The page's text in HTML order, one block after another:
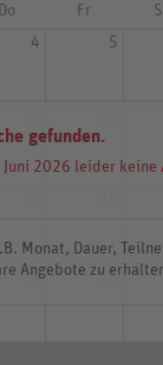
gefunden.
2026 leider keine
Monat, Dauer,
Angebote zu
Do Fr
4 5
25 26